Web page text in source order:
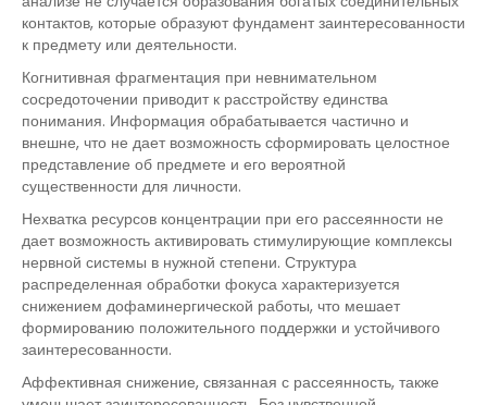
контактов, которые образуют фундамент заинтересованности
к предмету или деятельности.
Когнитивная фрагментация при невнимательном
сосредоточении приводит к расстройству единства
понимания. Информация обрабатывается частично и
внешне, что не дает возможность сформировать целостное
представление об предмете и его вероятной
существенности для личности.
Нехватка ресурсов концентрации при его рассеянности не
дает возможность активировать стимулирующие комплексы
нервной системы в нужной степени. Структура
распределенная обработки фокуса характеризуется
снижением дофаминергической работы, что мешает
формированию положительного поддержки и устойчивого
заинтересованности.
Аффективная снижение, связанная с рассеянность, также